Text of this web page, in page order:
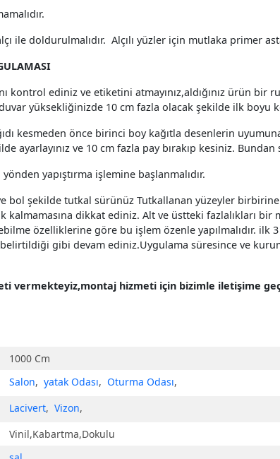
ile doldurulmalıdır. Alçılı yüzler için mutlaka primer
kontrol ediniz ve etiketini atmayınız,aldığınız ürün bir
yüksekliğinizde 10 cm fazla olacak şekilde ilk boyu
kesmeden önce birinci boy kağıtla desenlerin
ayarlayınız ve 10 cm fazla pay bırakıp kesiniz.
yapıştırma işlemine başlanmalıdır.
bol şekilde tutkal sürünüz Tutkallanan yüzeyler
kalmamasına dikkat ediniz. Alt ve üstteki fazlalıkları
özelliklerine göre bu işlem özenle yapılmalıdır. ilk
gibi devam ediniz.Uygulama süresince ve
vermekteyiz,montaj hizmeti için bizimle iletişime
1000 Cm
Salon, yatak Odası, Oturma Odası,
Lacivert, Vizon,
Vinil,Kabartma,Dokulu